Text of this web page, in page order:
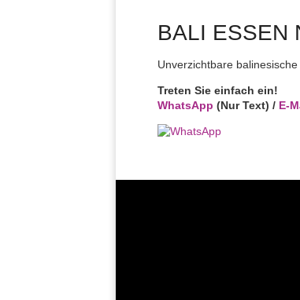
BALI ESSEN
Unverzichtbare
Treten Sie einfach ein!
WhatsApp (Nur Text) / E-